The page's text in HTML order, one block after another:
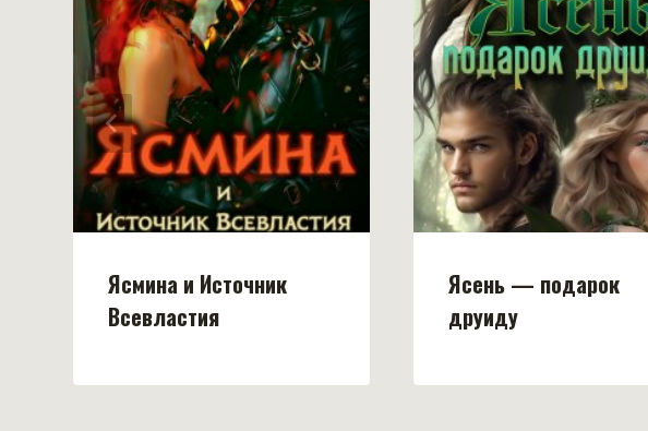
Ясмина и Источник
Всевластия
Ясень — подарок
друиду